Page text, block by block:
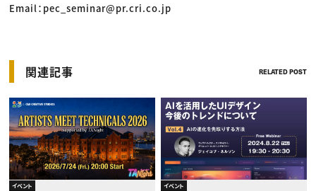
Email：pec_seminar@pr.cri.co.jp
関連記事 RELATED POST
イベント イベント